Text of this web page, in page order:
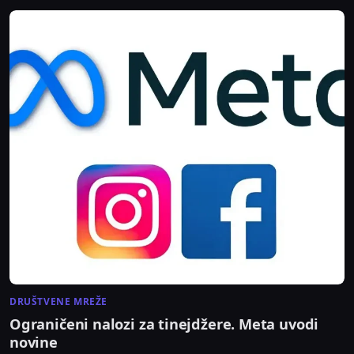
DRUŠTVENE MREŽE
Ograničeni nalozi za tinejdžere. Meta uvodi
novine